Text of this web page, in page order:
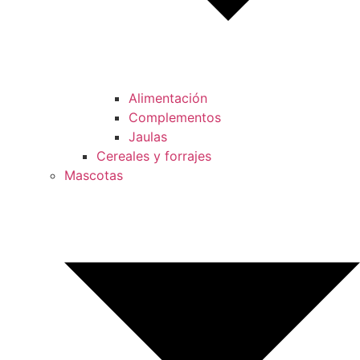
Alimentación
Complementos
Jaulas
Cereales y forrajes
Mascotas